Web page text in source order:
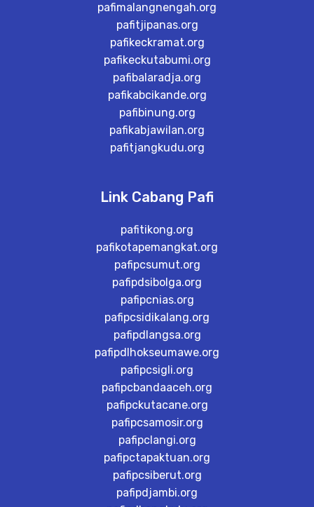
pafimalangnengah.org
pafitjipanas.org
pafikeckramat.org
pafikeckutabumi.org
pafibalaradja.org
pafikabcikande.org
pafibinung.org
pafikabjawilan.org
pafitjangkudu.org
Link Cabang Pafi
pafitikong.org
pafikotapemangkat.org
pafipcsumut.org
pafipdsibolga.org
pafipcnias.org
pafipcsidikalang.org
pafipdlangsa.org
pafipdlhokseumawe.org
pafipcsigli.org
pafipcbandaaceh.org
pafipckutacane.org
pafipcsamosir.org
pafipclangi.org
pafipctapaktuan.org
pafipcsiberut.org
pafipdjambi.org